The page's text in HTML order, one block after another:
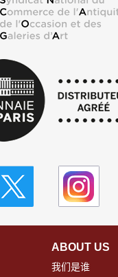
ABOUT US
我们是谁